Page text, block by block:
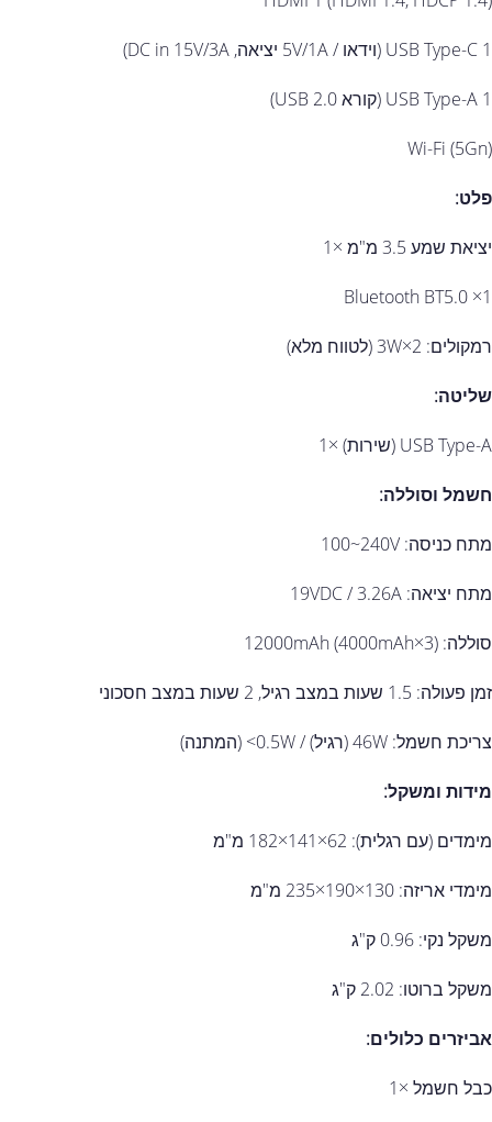
USB Type-C 1 (וידאו / ‎5V/1A‎ יציאה, ‎DC in 15V/3A‎)
USB Type-A 1 (קורא ‎USB 2.0‎)
Wi-Fi (‎5Gn‎)
פלט:
יציאת שמע ‎3.5‎ מ"מ ×1
Bluetooth ‎BT5.0‎ ×1
רמקולים: ‎3W×2‎ (לטווח מלא)
שליטה:
USB Type-A (שירות) ×1
חשמל וסוללה:
מתח כניסה: ‎100~240V‎
מתח יציאה: ‎19VDC / 3.26A‎
סוללה: ‎12000mAh‎ (‎4000mAh×3‎)
זמן פעולה: ‎1.5‎ שעות במצב רגיל, ‎2‎ שעות במצב חסכוני
צריכת חשמל: ‎46W‎ (רגיל) / ‎<0.5W‎ (המתנה)
מידות ומשקל:
מימדים (עם רגלית): ‎182×141×62‎ מ"מ
מימדי אריזה: ‎235×190×130‎ מ"מ
משקל נקי: ‎0.96‎ ק"ג
משקל ברוטו: ‎2.02‎ ק"ג
אביזרים כלולים:
כבל חשמל ×1